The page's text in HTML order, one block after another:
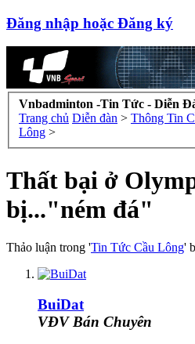
Đăng nhập hoặc Đăng ký
Vnbadminton -Tin Tức - Diễn
Trang chủ Diễn đàn > Thông Tin
Lông >
Thất bại ở
bị..."ném đá"
Thảo luận trong 'Tin Tức Cầu Lông'
BuiDat
VĐV Bán Chuyên